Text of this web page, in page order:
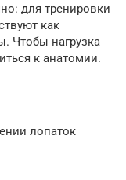
для тренировки
как
Чтобы нагрузка
к анатомии.
лопаток